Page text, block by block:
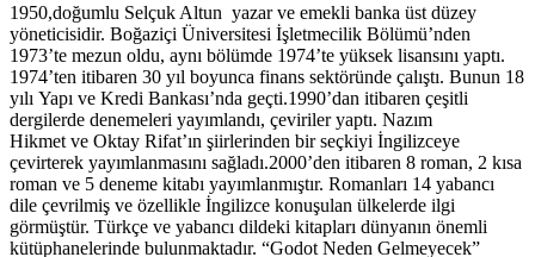
1950,doğumlu Selçuk Altun yazar ve emekli banka üst düzey
yöneticisidir. Boğaziçi Üniversitesi İşletmecilik Bölümü’nden
1973’te mezun oldu, aynı bölümde 1974’te yüksek lisansını yaptı.
1974’ten itibaren 30 yıl boyunca finans sektöründe çalıştı. Bunun 18
yılı Yapı ve Kredi Bankası’nda geçti.1990’dan itibaren çeşitli
dergilerde denemeleri yayımlandı, çeviriler yaptı. Nazım
Hikmet ve Oktay Rifat’ın şiirlerinden bir seçkiyi İngilizceye
çevirterek yayımlanmasını sağladı.2000’den itibaren 8 roman, 2 kısa
roman ve 5 deneme kitabı yayımlanmıştır. Romanları 14 yabancı
dile çevrilmiş ve özellikle İngilizce konuşulan ülkelerde ilgi
görmüştür. Türkçe ve yabancı dildeki kitapları dünyanın önemli
kütüphanelerinde bulunmaktadır. “Godot Neden Gelmeyecek”